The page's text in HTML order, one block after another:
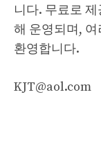
니다. 무료로
해 운영되며,
환영합니다.
KJT@aol.com